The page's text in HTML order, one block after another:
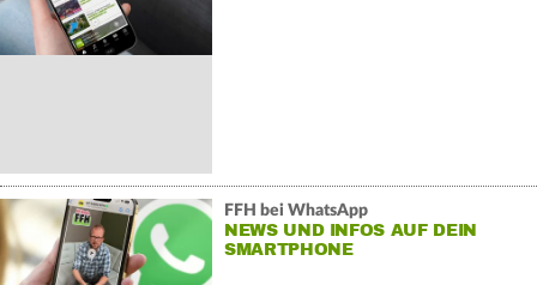
FFH bei WhatsApp
NEWS UND INFOS AUF DEIN
SMARTPHONE